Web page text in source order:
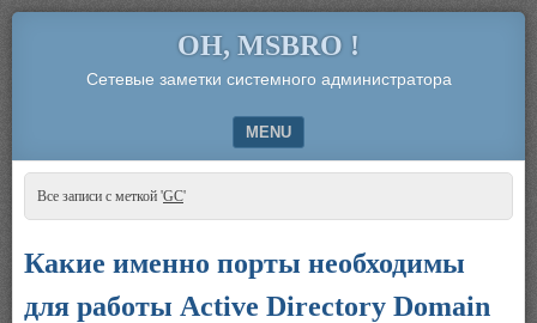
OH, MSBRO !
Сетевые заметки системного администратора
MENU
SKIP TO CONTENT
Все записи с меткой 'GC'
Какие именно порты необходимы
для работы Active Directory Domain